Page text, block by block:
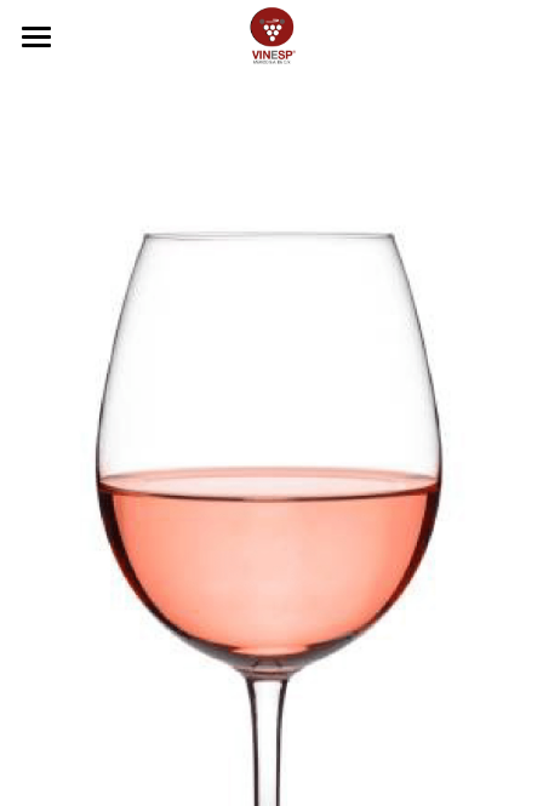
BLANCOS
ROSADOS
ESPUMOSOS
TINTOS
ACEITES
COBERTURA
THE WINE CORNER
CATÁLOGOS
CERVEZAS
ASAHI
PERONI